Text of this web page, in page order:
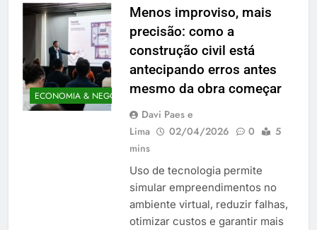
ECONOMIA & NEGÓCIOS
Menos improviso, mais
precisão: como a
construção civil está
antecipando erros antes
mesmo da obra começar
Davi Paes e
Lima
02/04/2026 0
5
mins
Uso de tecnologia permite
simular empreendimentos no
ambiente virtual, reduzir falhas,
otimizar custos e garantir mais